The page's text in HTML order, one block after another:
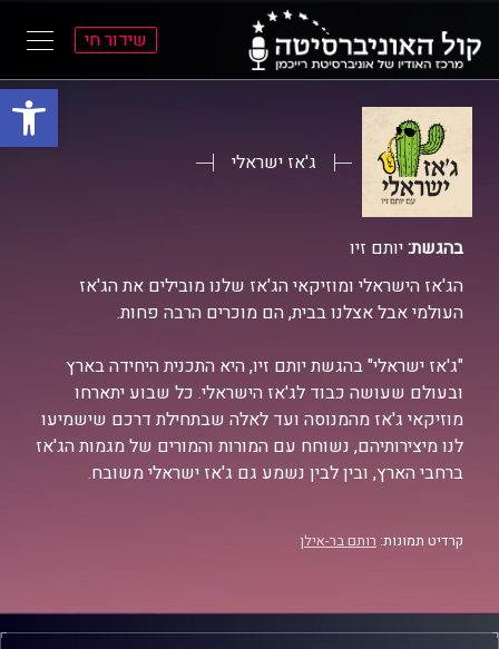
פתח
שידור חי
ג'אז ישראלי
בהגשת:יותם זיו
הג'אז הישראלי ומוזיקאי הג'אז שלנו מובילים את הג'אז
העולמי אבל אצלנו בבית, הם מוכרים הרבה פחות.
"ג'אז ישראלי" בהגשת יותם זיו, היא התכנית היחידה בארץ
ובעולם שעושה כבוד לג'אז הישראלי. כל שבוע יתארחו
מוזיקאי ג'אז מהמנוסה ועד לאלה שבתחילת דרכם שישמיעו
לנו מיצירותיהם, נשוחח עם המורות והמורים של מגמות הג'אז
ברחבי הארץ, ובין לבין נשמע גם ג'אז ישראלי משובח.
קרדיט תמונות: רותם בר-אילן